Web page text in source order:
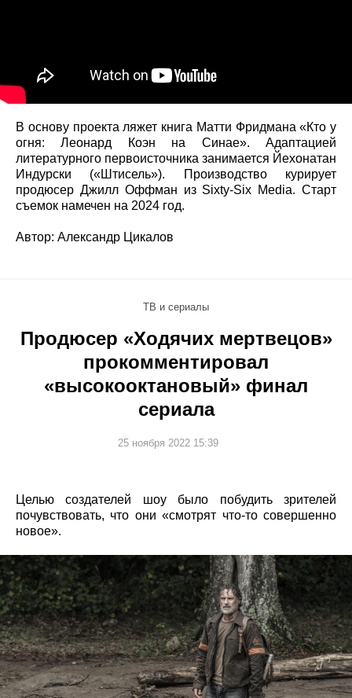
В основу проекта ляжет книга Матти Фридмана «Кто у
огня: Леонард Коэн на Синае». Адаптацией
литературного первоисточника занимается Йехонатан
Индурски («Штисель»). Производство курирует
продюсер Джилл Оффман из Sixty-Six Media. Старт
съемок намечен на 2024 год.
Автор: Александр Цикалов
ТВ и сериалы
Продюсер «Ходячих мертвецов»
прокомментировал
«высокооктановый» финал
сериала
25 ноября 2022 15:39
Целью создателей шоу было побудить зрителей
почувствовать, что они «смотрят что-то совершенно
новое».